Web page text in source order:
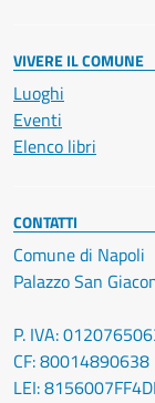
VIVERE IL COMUNE
Luoghi
Eventi
Elenco libri
CONTATTI
Comune di Napoli
Palazzo San
P. IVA:
CF: 80014890638
LEI: